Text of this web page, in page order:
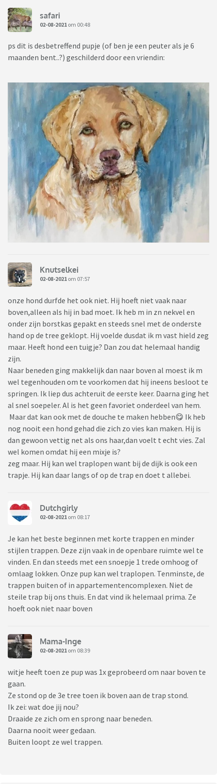
safari
02-08-2021 om 00:48
ps dit is desbetreffend pupje (of ben je een peuter als je 6
maanden bent..?) geschilderd door een vriendin:
Knutselkei
02-08-2021 om 07:57
onze hond durfde het ook niet. Hij hoeft niet vaak naar
boven,alleen als hij in bad moet. Ik heb m in zn nekvel en
onder zijn borstkas gepakt en steeds snel met de onderste
hand op de tree geklopt. Hij voelde dusdat ik m vast hield zeg
maar. Heeft hond een tuigje? Dan zou dat helemaal handig
zijn.
Naar beneden ging makkelijk dan naar boven al moest ik m
wel tegenhouden om te voorkomen dat hij ineens besloot te
springen. Ik liep dus achteruit de eerste keer. Daarna ging het
al snel soepeler. Al is het geen favoriet onderdeel van hem.
Maar dat kan ook met de douche te maken hebben😋 Ik heb
nog nooit een hond gehad die zich zo vies kan maken. Hij is
dan gewoon vettig net als ons haar,dan voelt t echt vies. Zal
wel komen omdat hij een mixje is?
zeg maar. Hij kan wel traplopen want bij de dijk is ook een
trapje. Hij kan daar langs of op de trap en doet t allebei.
Dutchgirly
02-08-2021 om 08:17
Je kan het beste beginnen met korte trappen en minder
stijlen trappen. Deze zijn vaak in de openbare ruimte wel te
vinden. En dan steeds met een snoepje 1 trede omhoog of
omlaag lokken. Onze pup kan wel traplopen. Tenminste, de
trappen buiten of in appartementencomplexen. Niet de
steile trap bij ons thuis. En dat vind ik helemaal prima. Ze
hoeft ook niet naar boven
Mama-Inge
02-08-2021 om 08:39
witje heeft toen ze pup was 1x geprobeerd om naar boven te
gaan.
Ze stond op de 3e tree toen ik boven aan de trap stond.
Ik zei: wat doe jij nou?
Draaide ze zich om en sprong naar beneden.
Daarna nooit weer gedaan.
Buiten loopt ze wel trappen.